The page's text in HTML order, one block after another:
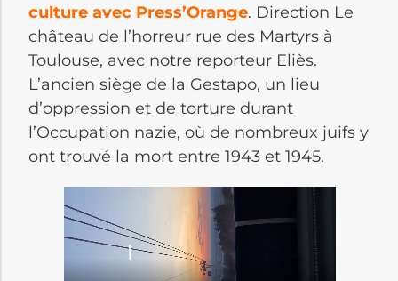
culture avec Press’Orange. Direction Le
château de l’horreur rue des Martyrs à
Toulouse, avec notre reporteur Eliès.
L’ancien siège de la Gestapo, un lieu
d’oppression et de torture durant
l’Occupation nazie, où de nombreux juifs y
ont trouvé la mort entre 1943 et 1945.